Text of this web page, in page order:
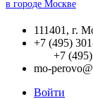
в городе Москве
111401, г.
+7 (495)
+7 (495)
mo-
Войти